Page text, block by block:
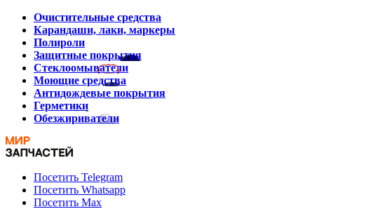
Очистительные средства
Карандаши, лаки, маркеры
Полироли
Защитные покрытия
Стеклоомыватели
Моющие средства
Антидождевые покрытия
Герметики
Обезжириватели
Посетить Telegram
Посетить Whatsapp
Посетить Max